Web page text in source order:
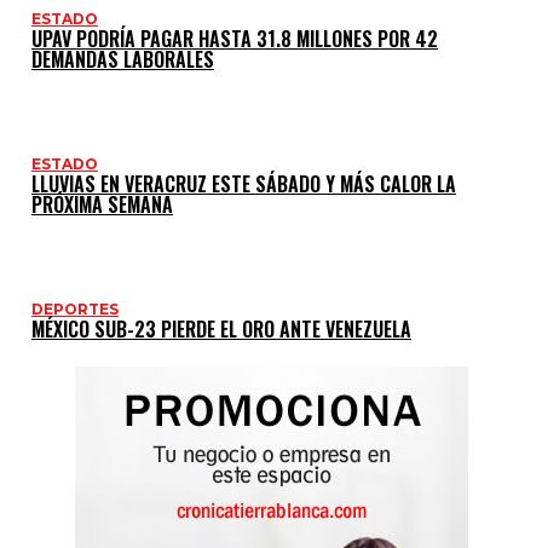
ESTADO
UPAV PODRÍA PAGAR HASTA 31.8 MILLONES POR 42
DEMANDAS LABORALES
ESTADO
LLUVIAS EN VERACRUZ ESTE SÁBADO Y MÁS CALOR LA
PRÓXIMA SEMANA
DEPORTES
MÉXICO SUB-23 PIERDE EL ORO ANTE VENEZUELA